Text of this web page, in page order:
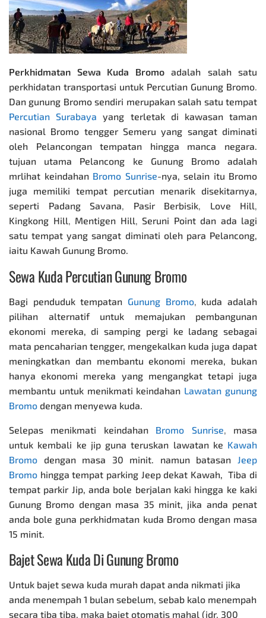
Perkhidmatan Sewa Kuda Bromo
adalah salah satu
perkhidatan transportasi untuk Percutian Gunung Bromo
Dan gunung Bromo sendiri merupakan salah satu tempat
Percutian Surabaya yang terletak di kawasan taman
nasional Bromo tengger Semeru yang sangat diminati
oleh Pelancongan tempatan hingga manca negara.
tujuan utama Pelancong ke Gunung Bromo adalah
mrlihat keindahan Bromo Sunrise-nya, selain itu Bromo
juga memiliki tempat percutian menarik disekitarnya,
seperti
Padang Savana Pasir Berbisik Love Hill
Kingkong Hill
Mentigen Hill
Seruni Point dan ada lagi
satu tempat yang sangat diminati oleh para Pelancong,
iaitu Kawah Gunung Bromo.
Sewa Kuda Percutian Gunung Bromo
Bagi penduduk tempatan Gunung Bromo, kuda adalah
pilihan alternatif untuk memajukan pembangunan
ekonomi mereka, di samping pergi ke ladang sebagai
mata pencaharian tengger, mengekalkan kuda juga dapat
meningkatkan dan membantu ekonomi mereka, bukan
hanya ekonomi mereka yang mengangkat tetapi juga
membantu untuk menikmati keindahan Lawatan gunung
Bromo dengan menyewa kuda.
Selepas menikmati keindahan Bromo Sunrise
masa
untuk kembali ke jip guna teruskan lawatan ke Kawah
Bromo dengan masa 30 minit. namun batasan
Jeep
Bromo hingga tempat parking Jeep dekat Kawah, Tiba di
tempat parkir Jip, anda bole berjalan kaki hingga ke kaki
Gunung Bromo dengan masa 35 minit, jika anda penat
anda bole guna perkhidmatan kuda Bromo dengan masa
15 minit.
Bajet Sewa Kuda Di Gunung Bromo
Untuk bajet sewa kuda murah dapat anda nikmati jika
anda menempah 1 bulan sebelum, sebab kalo menempah
secara tiba tiba, maka bajet otomatis mahal (idr. 300